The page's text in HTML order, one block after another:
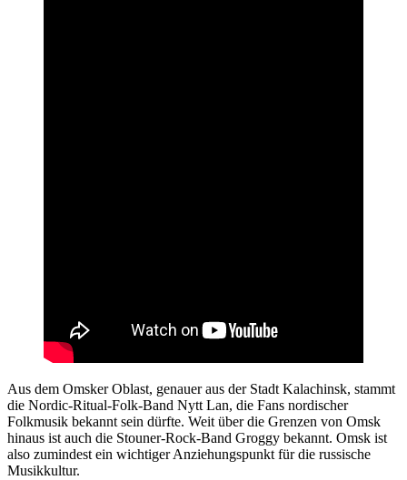
Aus dem Omsker Oblast, genauer aus der Stadt Kalachinsk, stammt
die Nordic-Ritual-Folk-Band Nytt Lan, die Fans nordischer
Folkmusik bekannt sein dürfte. Weit über die Grenzen von Omsk
hinaus ist auch die Stouner-Rock-Band Groggy bekannt. Omsk ist
also zumindest ein wichtiger Anziehungspunkt für die russische
Musikkultur.